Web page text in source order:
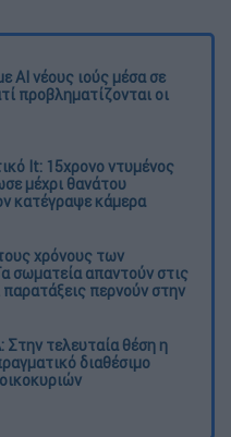
AI νέους ιούς μέσα σε
προβληματίζονται οι
It: 15χρονο ντυμένος
μέχρι θανάτου
κατέγραψε κάμερα
χρόνους των
σωματεία απαντούν στις
παρατάξεις περνούν στην
τελευταία θέση η
διαθέσιμο